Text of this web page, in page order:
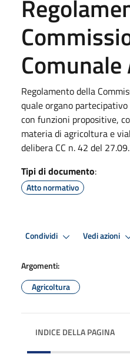
Regolamento della
quale organo
con funzioni propositive,
materia di agricoltura e
delibera CC n. 42 del
Tipi di documento:
Atto normativo
Condividi Vedi azioni
Argomenti:
Agricoltura
INDICE DELLA PAGINA